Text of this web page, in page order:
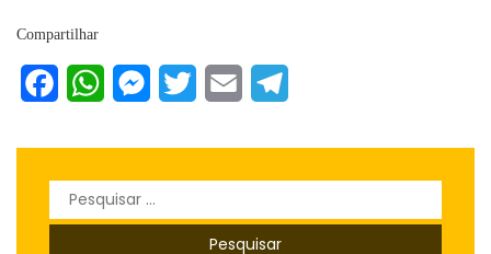
Compartilhar
FacebookWhatsAppMessenger
Twitter Email
Pesquisar